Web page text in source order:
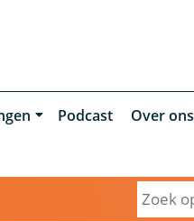
Podcast Over ons